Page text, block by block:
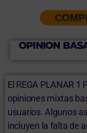
OPINION
El REGA PLANAR
opiniones mixtas
usuarios. Algunos
incluyen la falta de